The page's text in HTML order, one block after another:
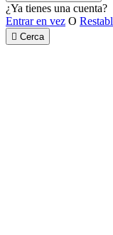
¿Ya tienes una cuenta?
Entrar en vez O
 Cerca